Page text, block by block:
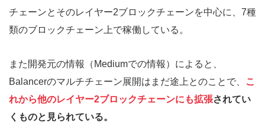
チェーンとそのレイヤー2ブロックチェーンを中心に、7種
類のブロックチェーン上で稼働している。
また開発元の情報（Mediumでの情報）によると、
Balancerのマルチチェーン展開はまだ途上とのことで、
こ
れから他のレイヤー2ブロックチェーンにも拡張されてい
くものと見られている。